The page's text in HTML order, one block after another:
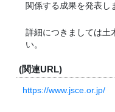
関係する成果を発表し
詳細につきましては土
い。
(関連URL)
https://www.jsce.or.jp/